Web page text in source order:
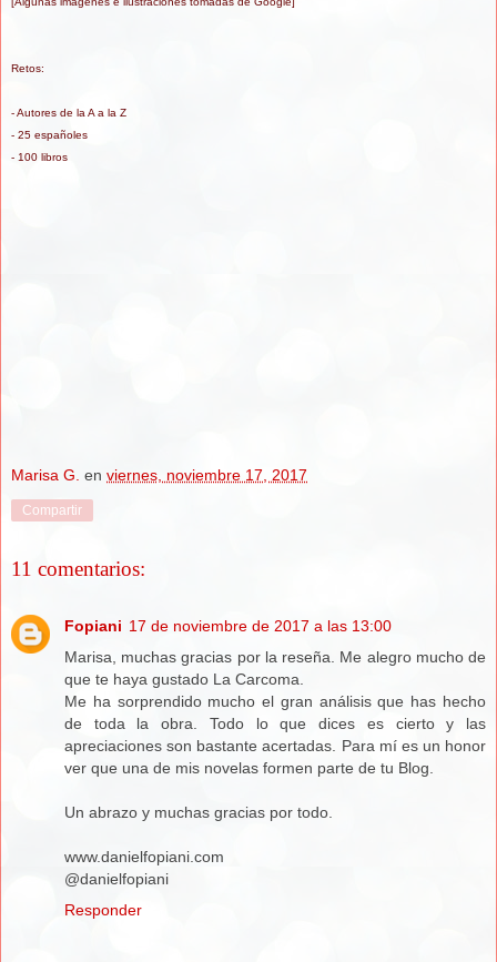
Retos:
- Autores de la A a la Z
- 25 españoles
- 100 libros
Marisa G. en viernes, noviembre 17, 2017
Compartir
11 comentarios:
Fopiani 17 de noviembre de 2017 a las 13:00
Marisa, muchas gracias por la reseña. Me alegro mucho de
que te haya gustado La Carcoma.
Me ha sorprendido mucho el gran análisis que has hecho
de toda la obra. Todo lo que dices es cierto y las
apreciaciones son bastante acertadas. Para mí es un honor
ver que una de mis novelas formen parte de tu Blog.
Un abrazo y muchas gracias por todo.
www.danielfopiani.com
@danielfopiani
Responder